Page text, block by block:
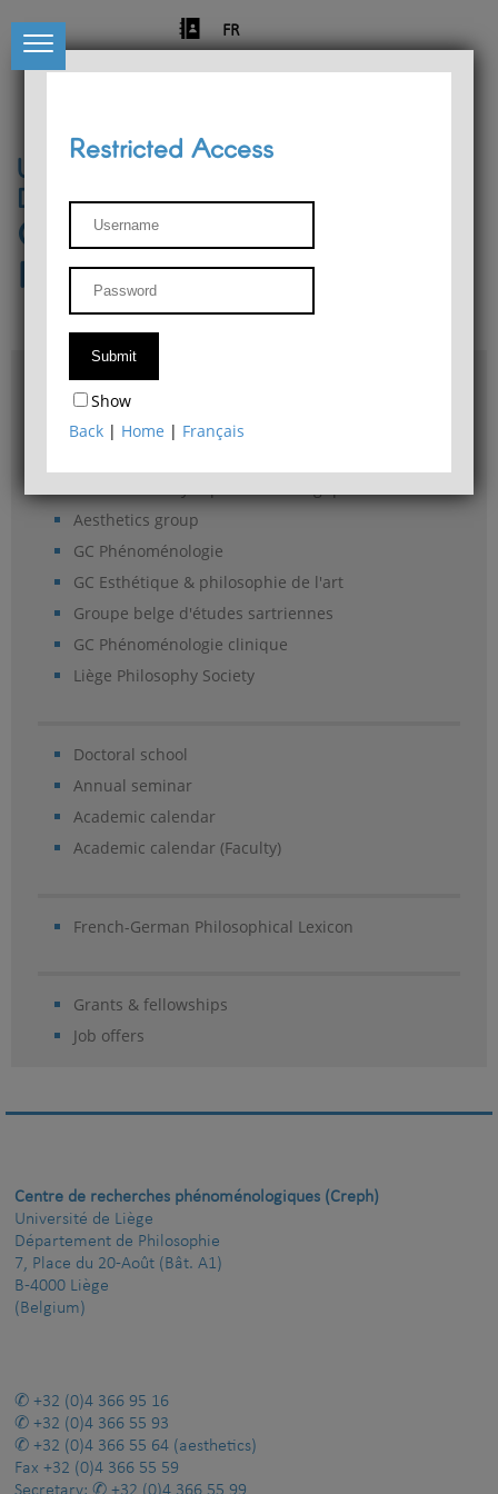
FR
University of Liège
Départment of Philosophy
Center for Phenomenological
Research
Access & maps
Philosophy Department Library
Aesthetics group
GC Phénoménologie
GC Esthétique & philosophie de l'art
Groupe belge d'études sartriennes
GC Phénoménologie clinique
Liège Philosophy Society
Doctoral school
Annual seminar
Academic calendar
Academic calendar (Faculty)
French-German Philosophical Lexicon
Grants & fellowships
Job offers
Restricted Access
Show
Back | Home | Français
Centre de recherches phénoménologiques (Creph)
Université de Liège
Département de Philosophie
7, Place du 20-Août (Bât. A1)
B-4000 Liège
(Belgium)
+32 (0)4 366 95 16
+32 (0)4 366 55 93
+32 (0)4 366 55 64 (aesthetics)
Fax +32 (0)4 366 55 59